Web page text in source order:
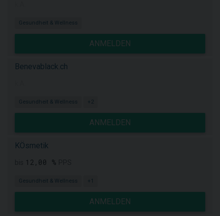
Gesundheit & Wellness
ANMELDEN
Benevablack.ch
Gesundheit & Wellness +2
ANMELDEN
KÖsmetik
12,00 %
Gesundheit & Wellness +1
ANMELDEN